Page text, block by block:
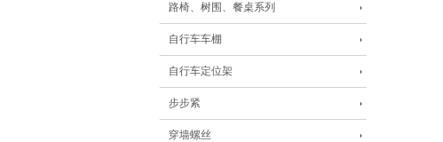
路椅、树围、餐桌系列
自行车车棚
自行车定位架
步步紧
穿墙螺丝